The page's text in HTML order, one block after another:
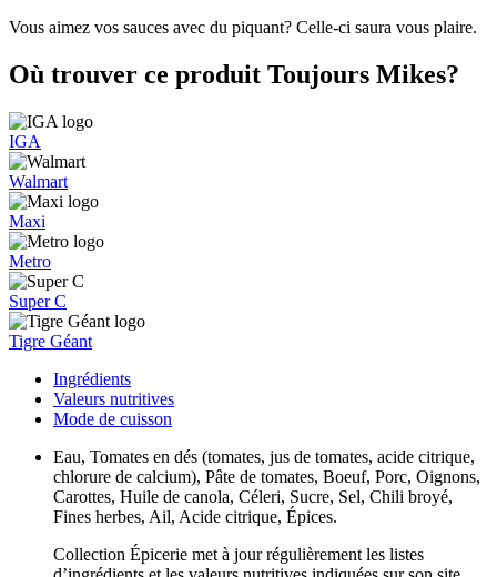
Vous aimez vos sauces avec du piquant? Celle-ci saura vous plaire.
Où trouver ce produit Toujours Mikes?
IGA
Walmart
Maxi
Metro
Super C
Tigre Géant
Ingrédients
Valeurs nutritives
Mode de cuisson
Eau, Tomates en dés (tomates, jus de tomates, acide citrique,
chlorure de calcium), Pâte de tomates, Boeuf, Porc, Oignons,
Carottes, Huile de canola, Céleri, Sucre, Sel, Chili broyé,
Fines herbes, Ail, Acide citrique, Épices.
Collection Épicerie met à jour régulièrement les listes